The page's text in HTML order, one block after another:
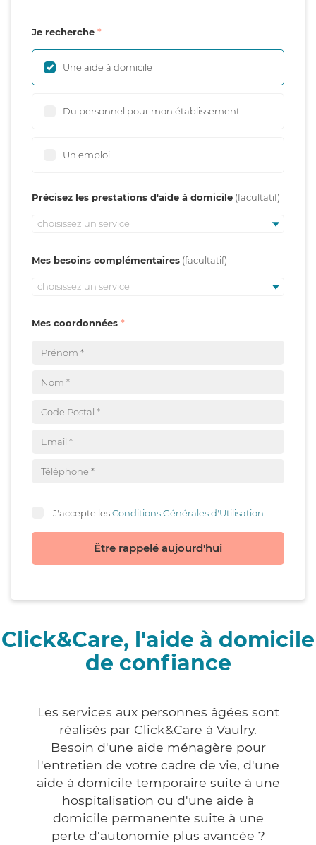
Je recherche
Une aide à domicile
Du personnel pour mon établissement
Un emploi
Précisez les prestations d'aide à domicile
choisissez un service
Mes besoins complémentaires
choisissez un service
Mes coordonnées
J'accepte lesConditions Générales d'Utilisation
Être rappelé aujourd'hui
Click&Care, l'aide à domicile
de confiance
Les services aux personnes âgées sont
réalisés par Click&Care à Vaulry.
Besoin d'une aide ménagère pour
l'entretien de votre cadre de vie, d'une
aide à domicile temporaire suite à une
hospitalisation ou d'une aide à
domicile permanente suite à une
perte d'autonomie plus avancée ?